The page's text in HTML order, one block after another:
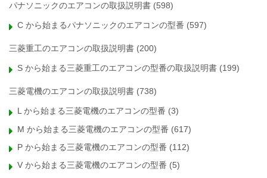
パナソニックのエアコンの取扱説明書 (598)
C から始まるパナソニックのエアコンの型番 (597)
三菱重工のエアコンの取扱説明書 (200)
S から始まる三菱重工のエアコンの型番の取扱説明書 (199)
三菱電機のエアコンの取扱説明書 (738)
L から始まる三菱電機のエアコンの型番 (3)
M から始まる三菱電機のエアコンの型番 (617)
P から始まる三菱電機のエアコンの型番 (112)
V から始まる三菱電機のエアコンの型番 (5)